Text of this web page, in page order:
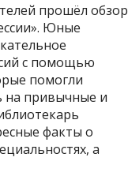
прошёл обзор
Юные
с помощью
помогли
на привычные и
факты о
а